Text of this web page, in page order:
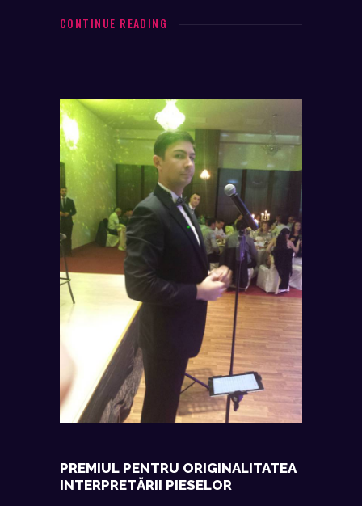
CONTINUE READING
PREMIUL PENTRU ORIGINALITATEA
INTERPRETĂRII PIESELOR